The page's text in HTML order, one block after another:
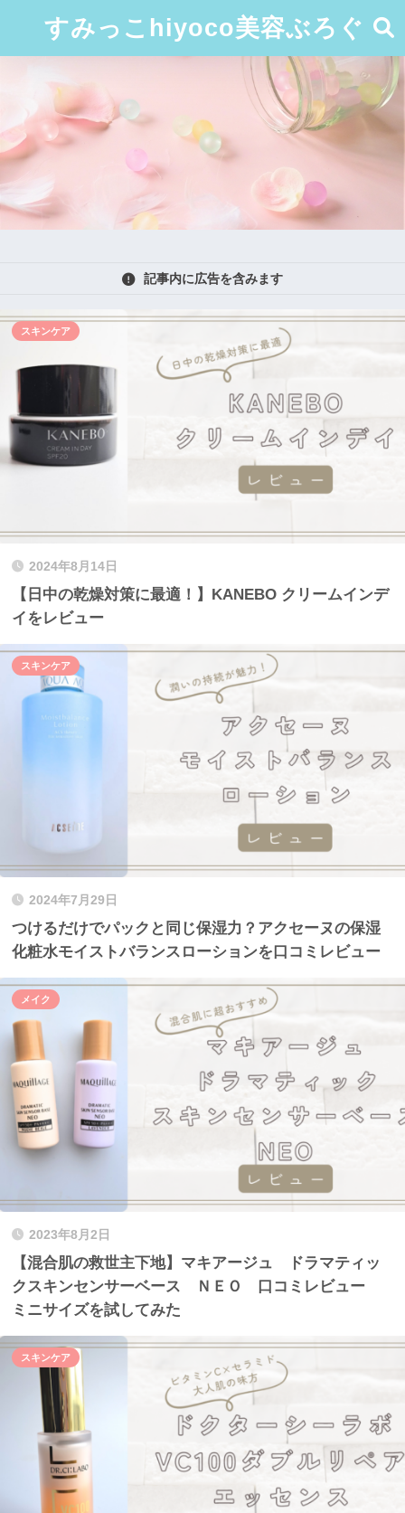
すみっこhiyoco美容ぶろぐ
記事内に広告を含みます
2024年8月14日
【日中の乾燥対策に最適！】KANEBO クリームインデ
イをレビュー
スキンケア
2024年7月29日
つけるだけでパックと同じ保湿力？アクセーヌの保湿
化粧水モイストバランスローションを口コミレビュー
スキンケア
2023年8月2日
【混合肌の救世主下地】マキアージュ ドラマティッ
クスキンセンサーベース ＮＥＯ 口コミレビュー
ミニサイズを試してみた
メイク
スキンケア